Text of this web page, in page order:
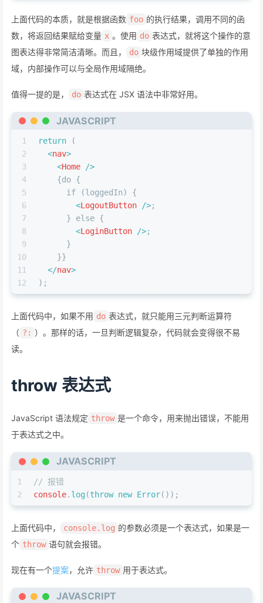
上面代码的本质，就是根据函数 foo 的执行结果，调用不同的函
数，将返回结果赋给变量 x 。使用 do 表达式，就将这个操作的意
图表达得非常简洁清晰。而且，
do 块级作用域提供了单独的作用
域，内部操作可以与全局作用域隔绝。
值得一提的是， do 表达式在 JSX 语法中非常好用。
JAVASCRIPT
1
2
3
4
5
6
7
8
9
10
11
12
return (
<nav>
<Home />
    {do {
      if (loggedIn) {
<LogoutButton />;
      } else {
<LoginButton />;
      }
    }}
</nav>
);
上面代码中，如果不用 do 表达式，就只能用三元判断运算符
（ ?: ）。那样的话，一旦判断逻辑复杂，代码就会变得很不易
读。
throw 表达式
JavaScript 语法规定 throw 是一个命令，用来抛出错误，不能用
于表达式之中。
JAVASCRIPT
1
2
// 报错
console. log(throw new Error());
上面代码中， console.log 的参数必须是一个表达式，如果是一
个 throw 语句就会报错。
现在有一个提案，允许 throw 用于表达式。
JAVASCRIPT